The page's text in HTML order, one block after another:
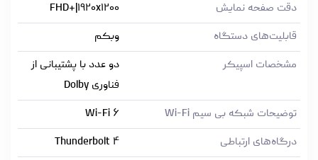
دقت صفحه نمایش
FHD+|۱۹۲۰x۱۲۰۰
قابلیت‌های دستگاه
وبکم
مشخصات اسپیکر
دو عدد با پشتیبانی از
فناوری Dolby
توضیحات شبکه بی سیم Wi-Fi
Wi-Fi ۶
درگاه‌های ارتباطی
Thunderbolt ۴